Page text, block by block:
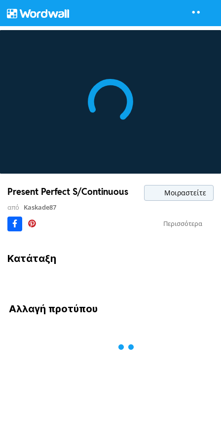
Present Perfect S/Continuous Μοιραστείτε
από
Kaskade87
Περισσότερα
Κατάταξη
Αλλαγή προτύπου